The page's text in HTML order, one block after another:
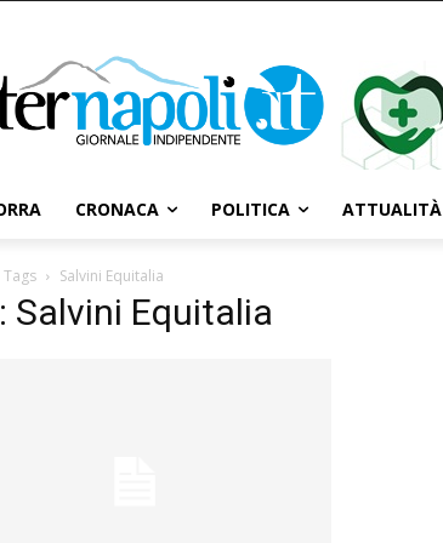
CRONACA POLITICA ATTUALITÀ
Tags Salvini Equitalia
Salvini Equitalia